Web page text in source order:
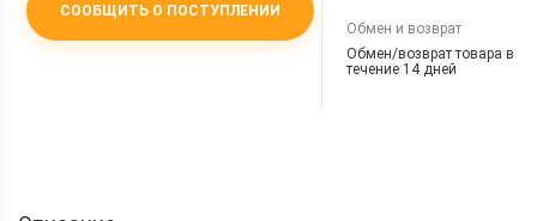
СООБЩИТЬ О ПОСТУПЛЕНИИ
Обмен и возврат
Обмен/возврат товара в
течение 14 дней